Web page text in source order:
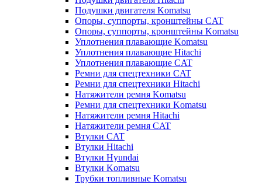
Подушки двигателя Komatsu
Опоры, суппорты, кронштейны CAT
Опоры, суппорты, кронштейны Komatsu
Уплотнения плавающие Komatsu
Уплотнения плавающие Hitachi
Уплотнения плавающие CAT
Ремни для спецтехники CAT
Ремни для спецтехники Hitachi
Натяжители ремня Komatsu
Ремни для спецтехники Komatsu
Натяжители ремня Hitachi
Натяжители ремня CAT
Втулки CAT
Втулки Hitachi
Втулки Hyundai
Втулки Komatsu
Трубки топливные Komatsu